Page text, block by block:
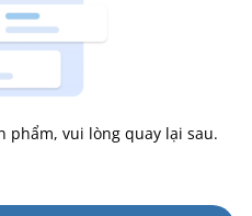
phẩm, vui lòng quay lại sau.